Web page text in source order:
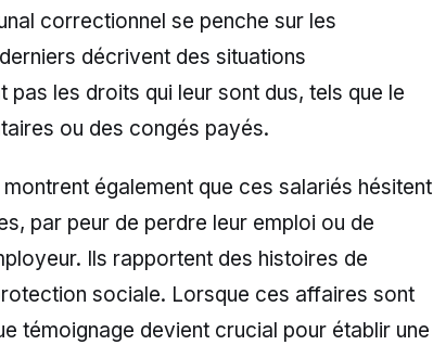
correctionnel se penche sur les
décrivent des situations
pas les droits qui leur sont dus, tels que le
ou des congés payés.
également que ces salariés hésitent
par peur de perdre leur emploi ou de
Ils rapportent des histoires de
sociale. Lorsque ces affaires sont
témoignage devient crucial pour établir une